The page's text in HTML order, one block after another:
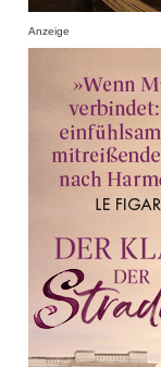
Anzeige